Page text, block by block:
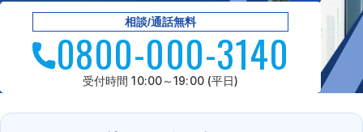
相談/通話無料
受付時間 10:00～19:00 (平日)
0800-000-3140